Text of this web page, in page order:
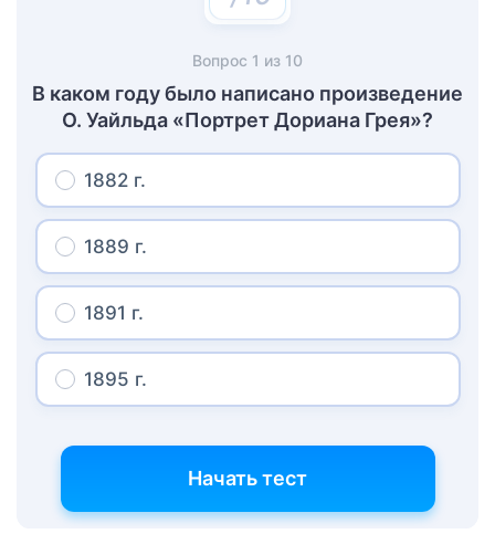
Вопрос 1 из 10
В каком году было написано произведение
О. Уайльда «Портрет Дориана Грея»?
1882 г.
1889 г.
1891 г.
1895 г.
Начать тест